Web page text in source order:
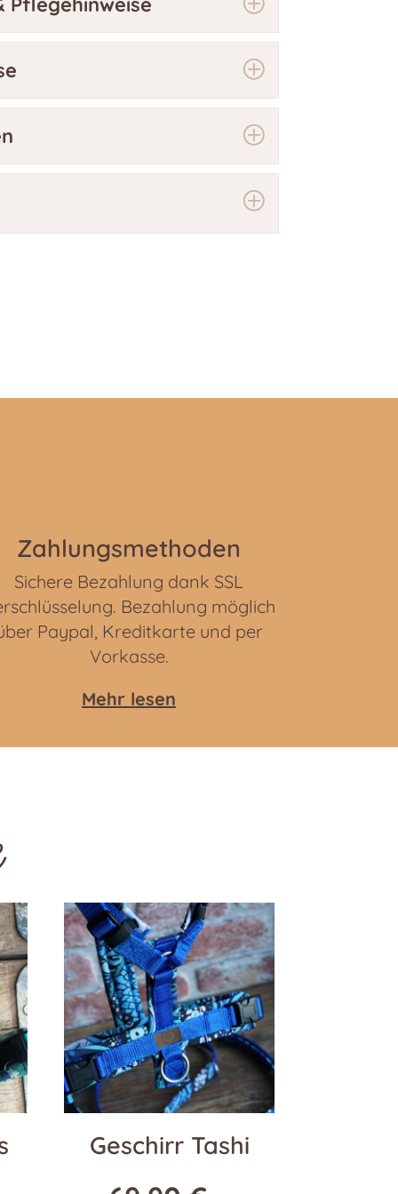
Zahlungsmethoden
Sichere Bezahlung dank SSL
Bezahlung möglich
Paypal, Kreditkarte und per
Vorkasse.
Mehr lesen
Geschirr Tashi